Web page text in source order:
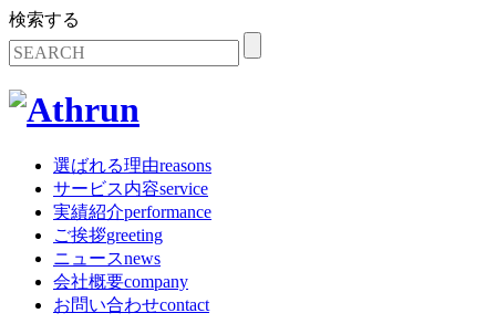
検索する
選ばれる理由reasons
サービス内容service
実績紹介performance
ご挨拶greeting
ニュースnews
会社概要company
お問い合わせcontact